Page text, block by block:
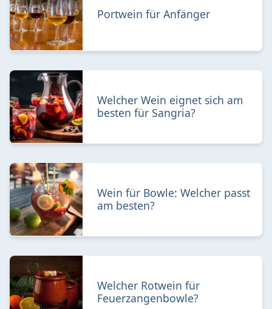
Portwein für Anfänger
Welcher Wein eignet sich am
besten für Sangria?
Wein für Bowle: Welcher passt
am besten?
Welcher Rotwein für
Feuerzangenbowle?